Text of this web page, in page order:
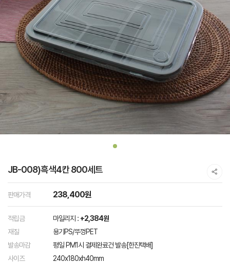
JB-008)흑색4칸 800세트
판매가격 238,400원
적립금 마일리지 : +2,384원
재질
용기PS/뚜껑PET
발송마감
평일 PM1시 결제완료건 발송[한진택배]
사이즈
240x180xh40mm